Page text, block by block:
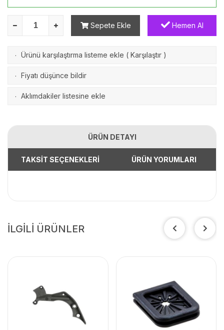
Sepete Ekle Hemen Al
· Ürünü karşılaştırma listeme ekle ( Karşılaştır )
· Fiyatı düşünce bildir
· Aklımdakiler listesine ekle
ÜRÜN DETAYI
TAKSİT SEÇENEKLERİ ÜRÜN YORUMLARI
İLGİLİ ÜRÜNLER